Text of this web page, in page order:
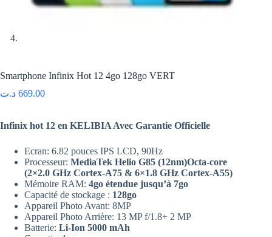
Smartphone Infinix Hot 12 4go 128go VERT
669.00 د.ت
Infinix hot 12 en KELIBIA Avec Garantie Officielle
Ecran: 6.82 pouces IPS LCD, 90Hz
Processeur: MediaTek Helio G85 (12nm)Octa-core
(2×2.0 GHz Cortex-A75 & 6×1.8 GHz Cortex-A55)
Mémoire RAM: 4go étendue jusqu’à 7go
Capacité de stockage : 128go
Appareil Photo Avant: 8MP
Appareil Photo Arrière: 13 MP f/1.8+ 2 MP
Batterie: Li-Ion 5000 mAh